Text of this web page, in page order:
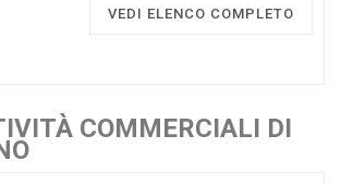
VEDI ELENCO COMPLETO
COMMERCIALI DI